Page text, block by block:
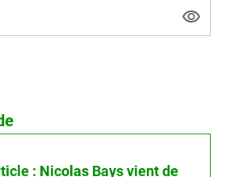
: Nicolas Bays vient de